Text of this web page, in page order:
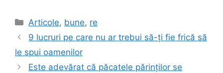
Categorii
Articole, bune, re
9 lucruri pe care nu ar trebui să-ți fie frică să
le spui oamenilor
Este adevărat că păcatele părinților se